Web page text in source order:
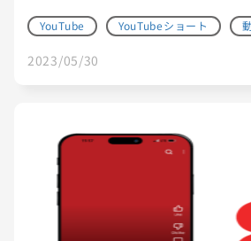
YouTube YouTubeショート
2023/05/30